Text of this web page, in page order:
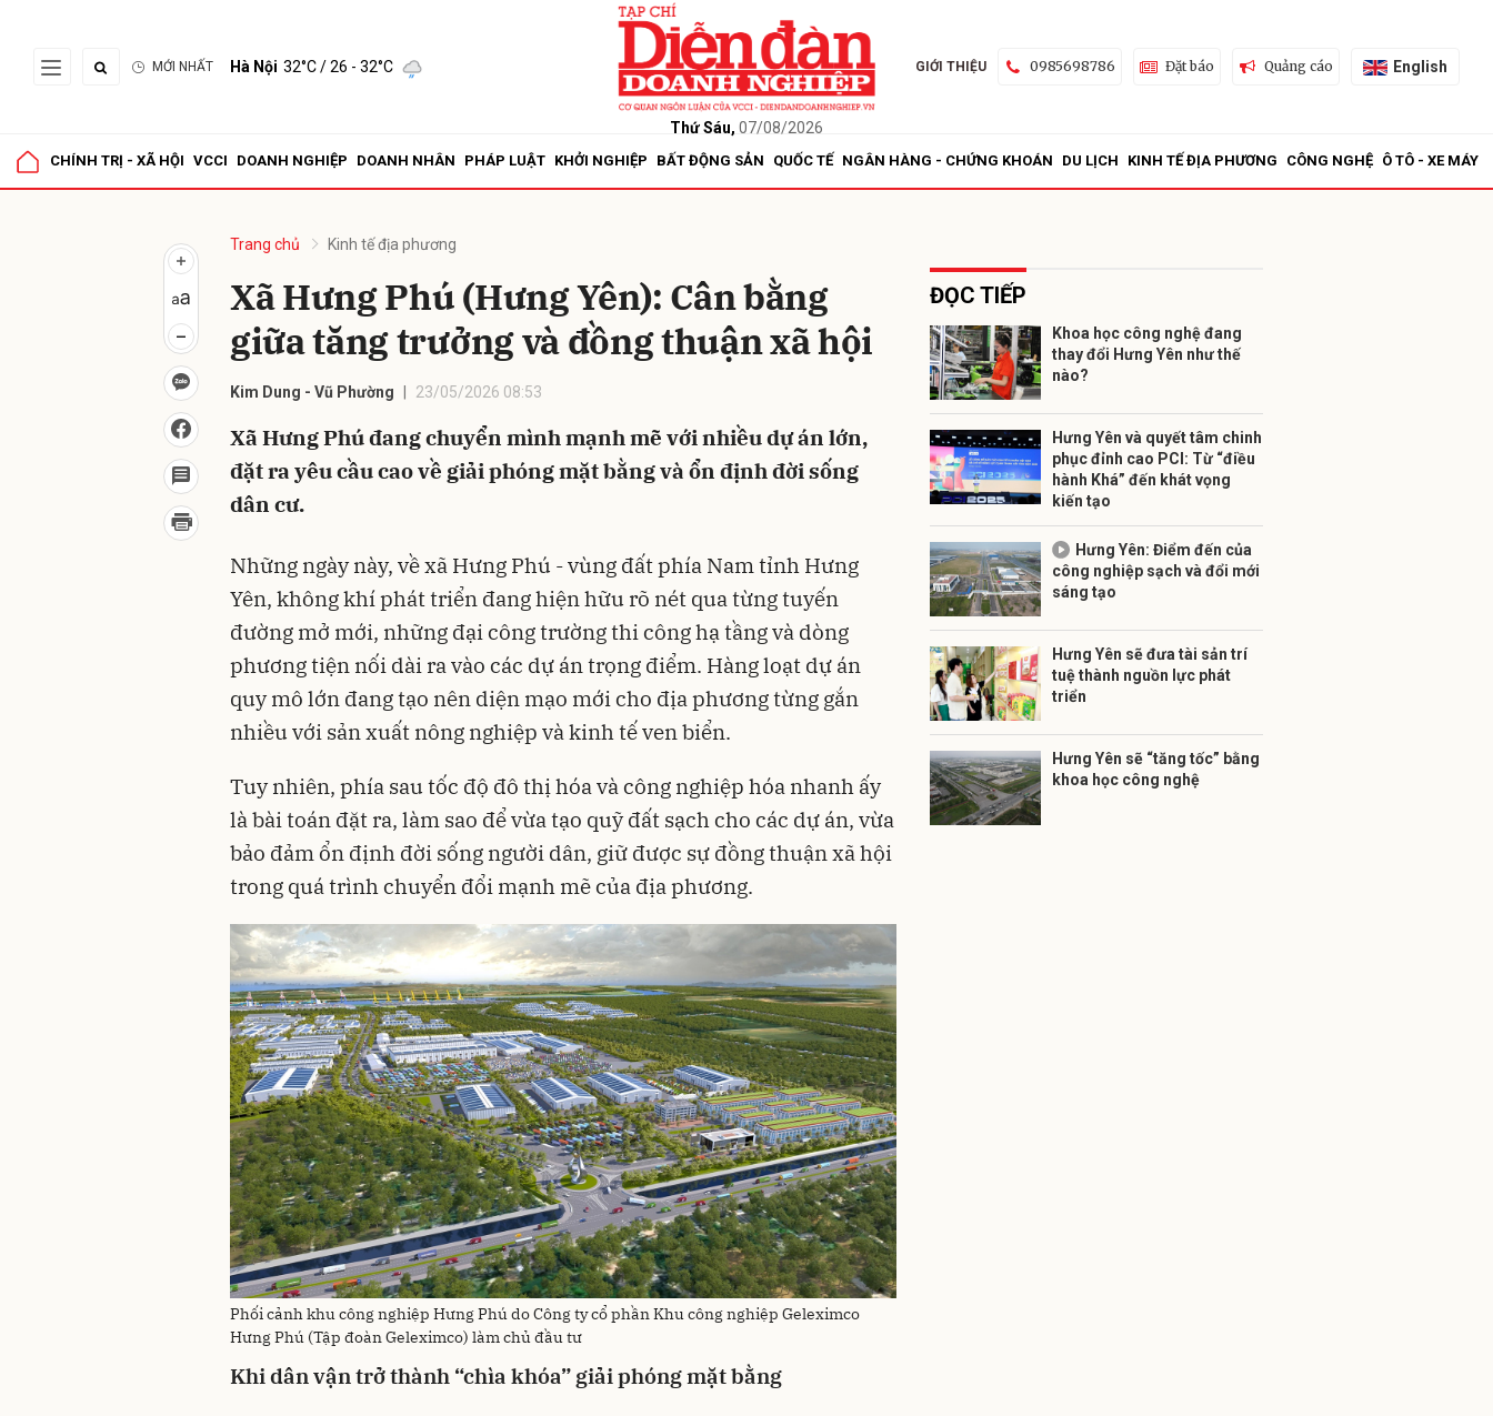
MỚI NHẤT Hà Nội 32°C/ 26 - 32°C
Thứ Sáu, 07/08/2026
GIỚI THIỆU 0985698786 Đặt báo Quảng cáo English
CHÍNH TRỊ - XÃ HỘI VCCI DOANH NGHIỆP DOANH NHÂN PHÁP LUẬT KHỞI NGHIỆP BẤT ĐỘNG SẢN QUỐC TẾ NGÂN HÀNG - CHỨNG KHOÁN DU LỊCH KINH TẾ ĐỊA PHƯƠNG CÔNG NGHỆ Ô TÔ - XE MÁY
Trang chủ Kinh tế địa phương
Xã Hưng Phú (Hưng Yên): Cân bằng
giữa tăng trưởng và đồng thuận xã hội
Kim Dung - Vũ Phường 23/05/2026 08:53
Xã Hưng Phú đang chuyển mình mạnh mẽ với nhiều dự án lớn,
đặt ra yêu cầu cao về giải phóng mặt bằng và ổn định đời sống
dân cư.
Những ngày này, về xã Hưng Phú - vùng đất phía Nam tỉnh Hưng
Yên, không khí phát triển đang hiện hữu rõ nét qua từng tuyến
đường mở mới, những đại công trường thi công hạ tầng và dòng
phương tiện nối dài ra vào các dự án trọng điểm. Hàng loạt dự án
quy mô lớn đang tạo nên diện mạo mới cho địa phương từng gắn
nhiều với sản xuất nông nghiệp và kinh tế ven biển.
Tuy nhiên, phía sau tốc độ đô thị hóa và công nghiệp hóa nhanh ấy
là bài toán đặt ra, làm sao để vừa tạo quỹ đất sạch cho các dự án, vừa
bảo đảm ổn định đời sống người dân, giữ được sự đồng thuận xã hội
trong quá trình chuyển đổi mạnh mẽ của địa phương.
Phối cảnh khu công nghiệp Hưng Phú do Công ty cổ phần Khu công nghiệp Geleximco
Hưng Phú (Tập đoàn Geleximco) làm chủ đầu tư
Khi dân vận trở thành “chìa khóa” giải phóng mặt bằng
ĐỌC TIẾP
Khoa học công nghệ đang
thay đổi Hưng Yên như thế
nào?
Hưng Yên và quyết tâm chinh
phục đỉnh cao PCI: Từ “điều
hành Khá” đến khát vọng
kiến tạo
Hưng Yên: Điểm đến của
công nghiệp sạch và đổi mới
sáng tạo
Hưng Yên sẽ đưa tài sản trí
tuệ thành nguồn lực phát
triển
Hưng Yên sẽ “tăng tốc” bằng
khoa học công nghệ
Gửi